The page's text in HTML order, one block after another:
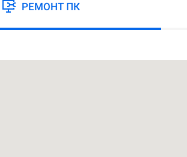
РЕМОНТ ПК